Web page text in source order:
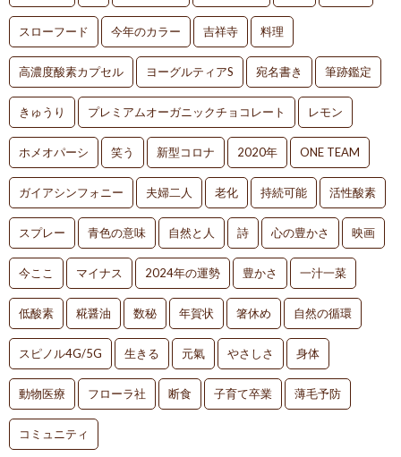
スローフード 今年のカラー 吉祥寺 料理
高濃度酸素カプセル ヨーグルティアS 宛名書き 筆跡鑑定
きゅうり プレミアムオーガニックチョコレート レモン
ホメオパーシ 笑う 新型コロナ 2020年 ONE TEAM
ガイアシンフォニー 夫婦二人 老化 持続可能 活性酸素
スプレー 青色の意味 自然と人 詩 心の豊かさ 映画
今ここ マイナス 2024年の運勢 豊かさ 一汁一菜
低酸素 糀醤油 数秘 年賀状 箸休め 自然の循環
スピノル4G/5G 生きる 元氣 やさしさ 身体
動物医療 フローラ社 断食 子育て卒業 薄毛予防
コミュニティ